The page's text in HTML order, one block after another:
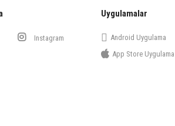
Instagram
Uygulamalar
Android Uygulama
App Store Uygulama